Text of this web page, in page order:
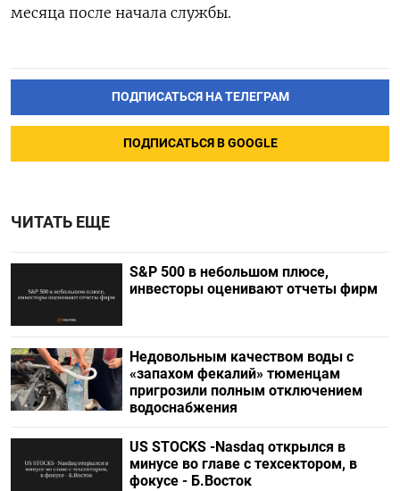
месяца после начала службы.
ПОДПИСАТЬСЯ НА ТЕЛЕГРАМ
ПОДПИСАТЬСЯ В GOOGLE
ЧИТАТЬ ЕЩЕ
S&P 500 в небольшом плюсе,
инвесторы оценивают отчеты фирм
Недовольным качеством воды с
«запахом фекалий» тюменцам
пригрозили полным отключением
водоснабжения
US STOCKS -Nasdaq открылся в
минусе во главе с техсектором, в
фокусе - Б.Восток